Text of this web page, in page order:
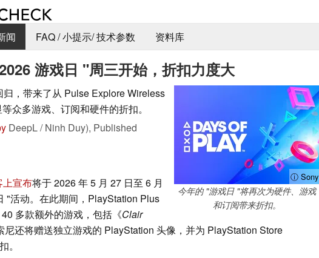
闻 FAQ / 小提示/ 技术参数 资料库
游戏日 "周三开始，折扣力度大
ⓘ Sony
今年的 "游戏日 "将再次为硬件、游戏
和订阅带来折扣。
，带来了从 Pulse Explore Wireless
众多游戏、订阅和硬件的折扣。
DeepL / Ninh Duy), Published
上宣布将于 2026 年 5 月 27 日至 6 月
"活动。在此期间，PlayStation Plus
多款额外的游戏，包括《Clair
尼还将赠送独立游戏的 PlayStation 头像，并为 PlayStation Store
。